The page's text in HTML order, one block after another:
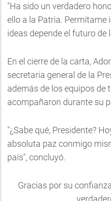
"Ha sido un verdadero
ello a la Patria. Permítame
ideas depende el futuro de
En el cierre de la carta,
secretaria general de la
además de los equipos de
acompañaron durante su
"¿Sabe qué, Presidente?
absoluta paz conmigo
país", concluyó.
Gracias por su